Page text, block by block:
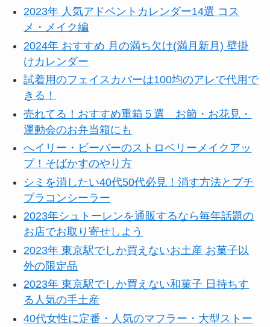
2023年 人気アドベントカレンダー14選 コス
メ・メイク編
2024年 おすすめ 月の満ち欠け(満月新月) 壁掛
けカレンダー
試着用のフェイスカバーは100均のアレで代用で
きる！
売れてる！おすすめ重箱５選 お節・お花見・
運動会のお弁当箱にも
へイリー・ビーバーのストロベリーメイクアッ
プ！そばかすのやり方
シミを消したい40代50代必見！消す方法とプチ
プラコンシーラー
2023年シュトーレンを通販するなら毎年話題の
お店でお取り寄せしよう
2023年 東京駅でしか買えないお土産 お菓子以
外の限定品
2023年 東京駅でしか買えない和菓子 日持ちす
る人気の手土産
40代女性に定番・人気のマフラー・大型ストー